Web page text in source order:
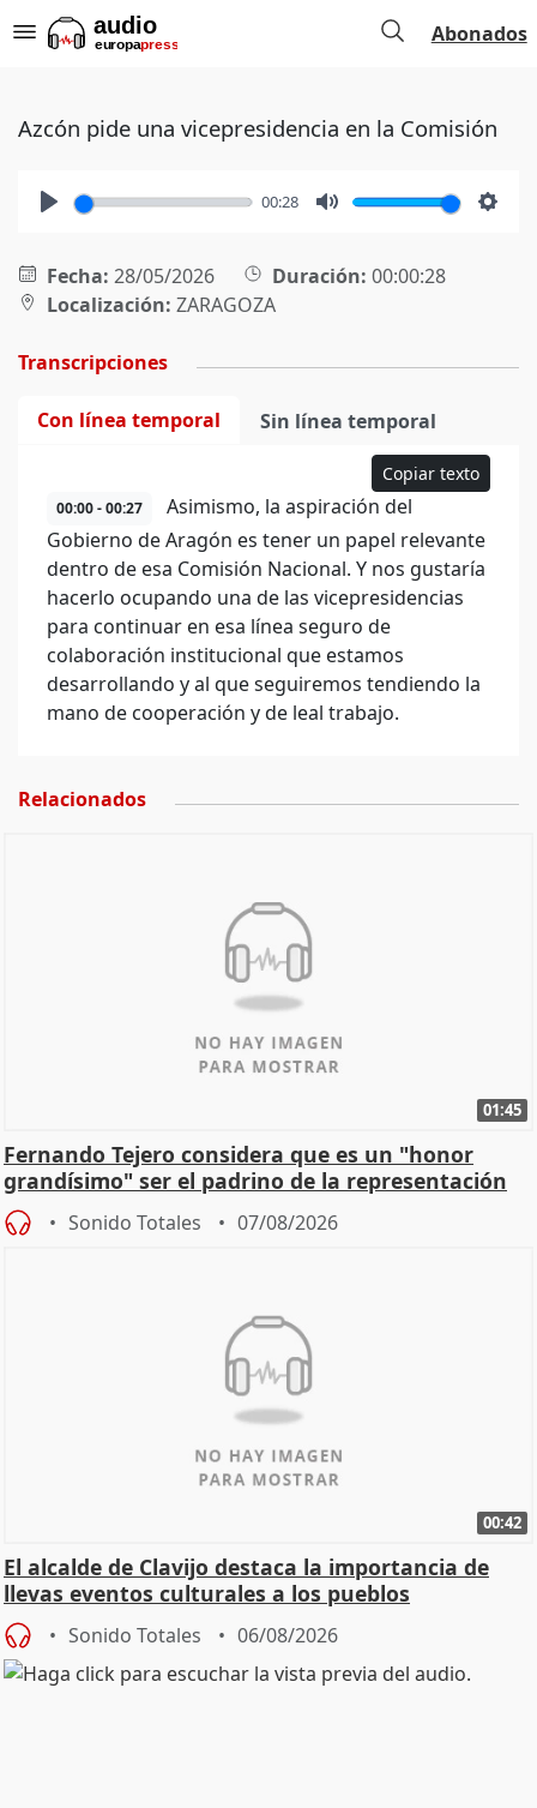
Abonados
Azcón pide una vicepresidencia en la Comisión
00:28
Fecha: 28/05/2026 Duración: 00:00:28
Localización: ZARAGOZA
Transcripciones
Con línea temporal Sin línea temporal
Copiar texto
00:00 - 00:27
Asimismo, la aspiración del
Gobierno de Aragón es tener un papel relevante
dentro de esa Comisión Nacional. Y nos gustaría
hacerlo ocupando una de las vicepresidencias
para continuar en esa línea seguro de
colaboración institucional que estamos
desarrollando y al que seguiremos tendiendo la
mano de cooperación y de leal trabajo.
Relacionados
01:45
Fernando Tejero considera que es un "honor
grandísimo" ser el padrino de la representación
Sonido Totales 07/08/2026
00:42
El alcalde de Clavijo destaca la importancia de
llevas eventos culturales a los pueblos
Sonido Totales 06/08/2026